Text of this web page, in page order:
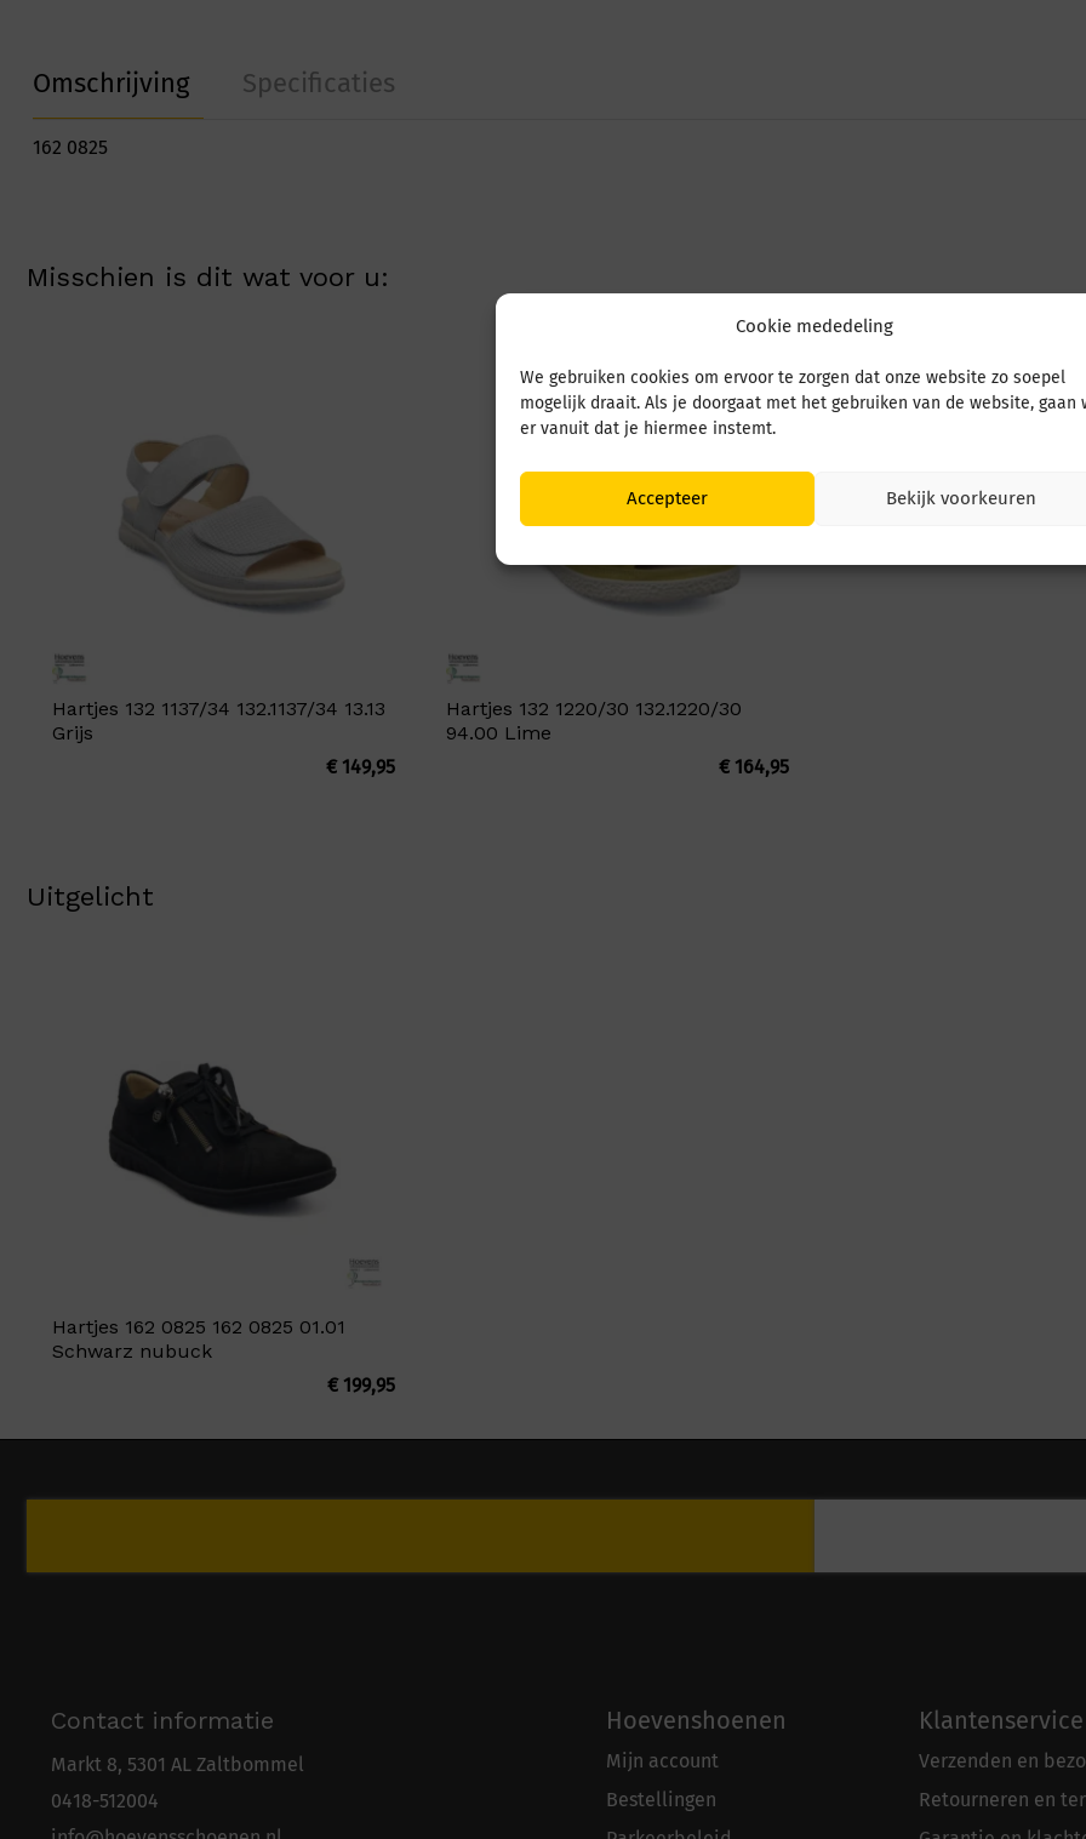
Cookie mededeling
We gebruiken cookies om ervoor te zorgen dat onze website zo soepel
mogelijk draait. Als je doorgaat met het gebruiken van de website, gaan
er vanuit dat je hiermee instemt.
Accepteer Bekijk voorkeuren
Omschrijving Specificaties
162 0825
Misschien is dit wat voor u:
Hartjes 132 1137/34 132.1137/34 13.13
Grijs
€149,95
Hartjes 132 1220/30 132.1220/30
94.00 Lime
€164,95
Uitgelicht
Hartjes 162 0825 162 0825 01.01
Schwarz nubuck
€199,95
Contact informatie
Markt 8, 5301 AL Zaltbommel
0418-512004
Hoevenshoenen
Mijn account
Bestellingen
Klantenservice
Verzenden en
Retourneren en